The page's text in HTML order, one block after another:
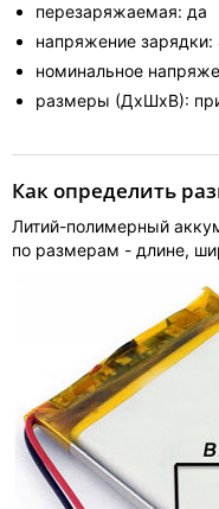
перезаряжаемая: да
напряжение зарядки:
номинальное
размеры (ДхШхВ):
Как определить
Литий-полимерный
по размерам - длине,